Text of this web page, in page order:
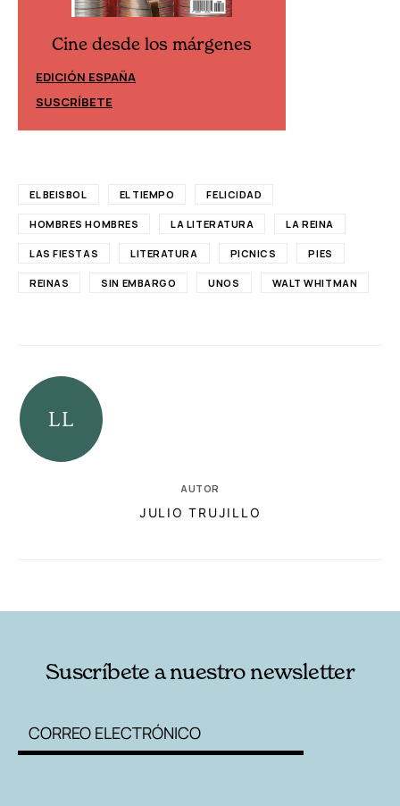
Cine desde los márgenes
EDICIÓN ESPAÑA
SUSCRÍBETE
EL BEISBOL EL TIEMPO FELICIDAD
HOMBRES HOMBRES LA LITERATURA LA REINA
LAS FIESTAS LITERATURA PICNICS PIES
REINAS SIN EMBARGO UNOS WALT WHITMAN
AUTOR
JULIO TRUJILLO
Suscríbete a nuestro newsletter